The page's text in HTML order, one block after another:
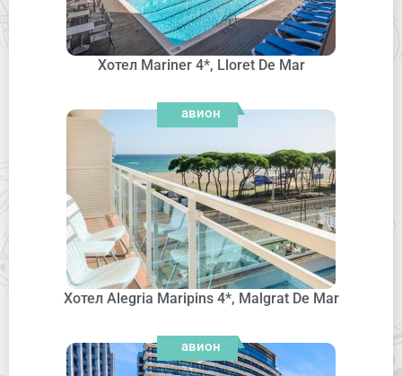
Хотел Mariner 4*, Lloret De Mar
авион
Хотел Alegria Maripins 4*, Malgrat De Mar
авион